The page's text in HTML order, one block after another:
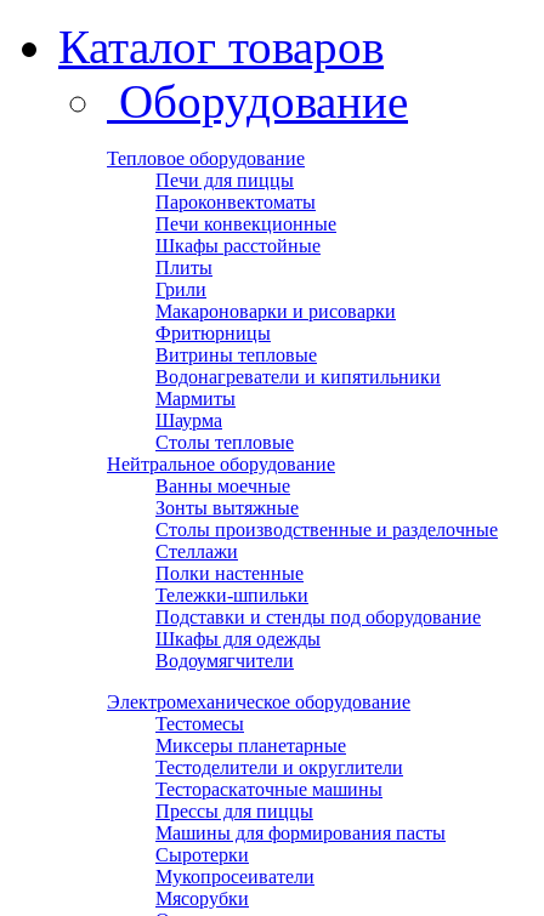
Каталог товаров
Оборудование
Тепловое оборудование
Печи для пиццы
Пароконвектоматы
Печи конвекционные
Шкафы расстойные
Плиты
Грили
Макароноварки и рисоварки
Фритюрницы
Витрины тепловые
Водонагреватели и кипятильники
Мармиты
Шаурма
Столы тепловые
Нейтральное оборудование
Ванны моечные
Зонты вытяжные
Столы производственные и разделочные
Стеллажи
Полки настенные
Тележки-шпильки
Подставки и стенды под оборудование
Шкафы для одежды
Водоумягчители
Электромеханическое оборудование
Тестомесы
Миксеры планетарные
Тестоделители и округлители
Тестораскаточные машины
Прессы для пиццы
Машины для формирования пасты
Сыротерки
Мукопросеиватели
Мясорубки